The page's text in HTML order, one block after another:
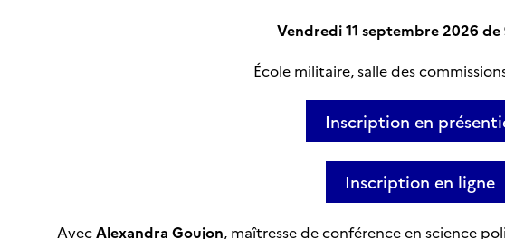
Vendredi 11 septembre 2026 de
École militaire, salle des
Inscription en
Inscription en ligne
AvecAlexandra Goujon, maîtresse de conférence en science